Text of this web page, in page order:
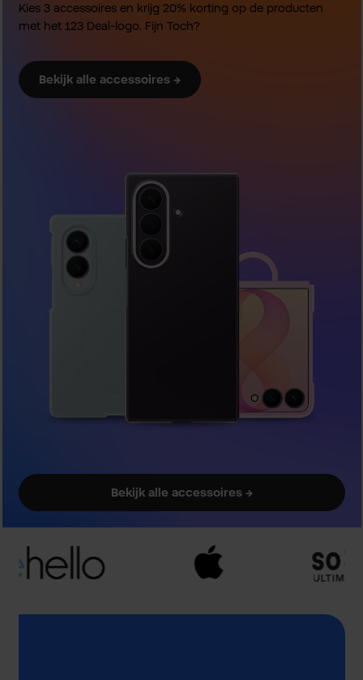
Kies 3 accessoires en krijg 20% korting op de producten
met het 123 Deal-logo. Fijn Toch?
Bekijk alle accessoires →
Bekijk alle accessoires →